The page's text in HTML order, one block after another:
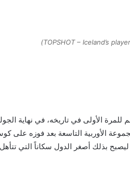
TOPSHOT – Iceland’s
الأولى في تاريخه، في نهاية
متصدراً المجموعة الأوربية التاسعة بعد